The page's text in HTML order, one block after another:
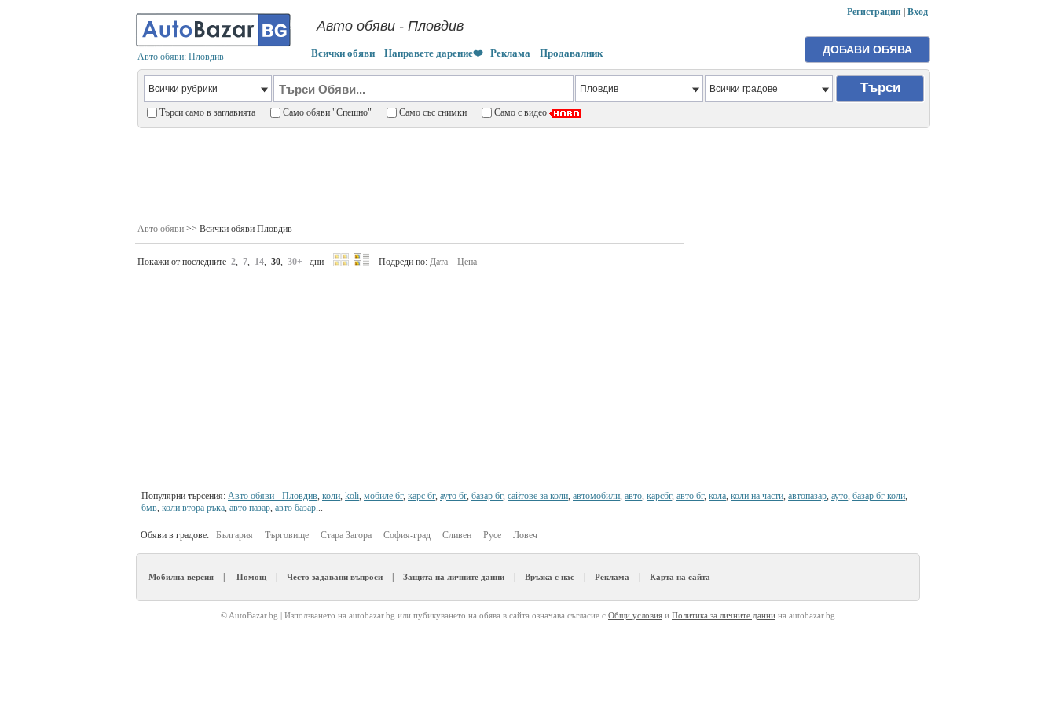
Регистрация Вход
Авто обяви: Пловдив
Авто обяви - Пловдив
Всички обяви Направете дарение❤️ Реклама Продавалник
Търси само в заглавията Само обяви "Спешно" Само със снимки Само с видео
Авто обяви >> Всички обяви Пловдив
Покажи от последните 2 7 14 30 30+ дни Подреди по: Дата Цена
Популярни търсения: Авто обяви - Пловдив, коли, koli, мобиле бг, карс бг, ауто бг, базар бг, сайтове за коли, автомобили, авто, карсбг, авто бг, кола, коли на части, автопазар, ауто, базар бг коли,
бмв, коли втора ръка, авто пазар, авто базар...
Обяви в градове: България Търговище Стара Загора София-град Сливен Русе Ловеч
Мобилна версия Помощ Често задавани въпроси Защита на личните данни Връзка с нас Реклама Карта на сайта
© AutoBazar.bg | Използването на autobazar.bg или пубикуването на обява в сайта означава съгласие с Общи условия и Политика за личните данни на autobazar.bg